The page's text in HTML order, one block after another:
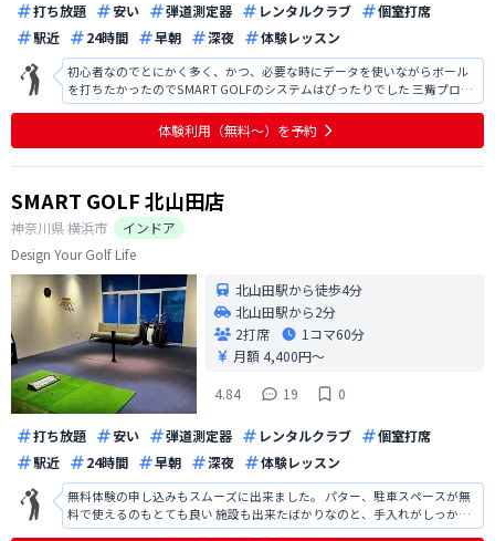
打ち放題 安い 弾道測定器 レンタルクラブ
個室打席
駅近
24時間 早朝 深夜 体験レッスン
初心者なのでとにかく多く、かつ、必要な時にデータを使いながらボール
を打ちたかったのでSMART GOLFのシステムはぴったりでした 三觜プロの
ファンなので、会員向けコンテンツを楽しみにしてます！
体験利用（無料〜）を予約
SMART GOLF 北山田店
神奈川県横浜市
インドア
Design Your Golf Life
北山田駅から徒歩4分
北山田駅から2分
2打席
1コマ60分
月額 4,400円〜
4.84
19 0
打ち放題 安い 弾道測定器 レンタルクラブ
個室打席
駅近
24時間 早朝 深夜 体験レッスン
無料体験の申し込みもスムーズに出来ました。 パター、駐車スペースが無
料で使えるのもとても良い 施設も出来たばかりなのと、手入れがしっかり
されていてとても綺麗だった